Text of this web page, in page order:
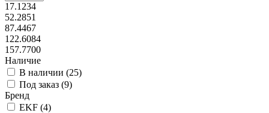
17.1234
52.2851
87.4467
122.6084
157.7700
Наличие
В наличии (25)
Под заказ (9)
Бренд
EKF (4)